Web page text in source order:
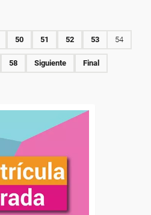
50 51 52 53 54
58 Siguiente Final